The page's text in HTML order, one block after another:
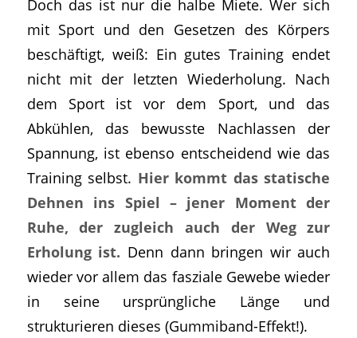
Doch das ist nur die halbe Miete. Wer sich
mit Sport und den Gesetzen des Körpers
beschäftigt, weiß: Ein gutes Training endet
nicht mit der letzten Wiederholung. Nach
dem Sport ist vor dem Sport, und das
Abkühlen, das bewusste Nachlassen der
Spannung, ist ebenso entscheidend wie das
Training selbst. Hier kommt das statische
Dehnen ins Spiel – jener Moment der
Ruhe, der zugleich auch der Weg zur
Erholung ist. Denn dann bringen wir auch
wieder vor allem das fasziale Gewebe wieder
in seine ursprüngliche Länge und
strukturieren dieses (Gummiband-Effekt!).